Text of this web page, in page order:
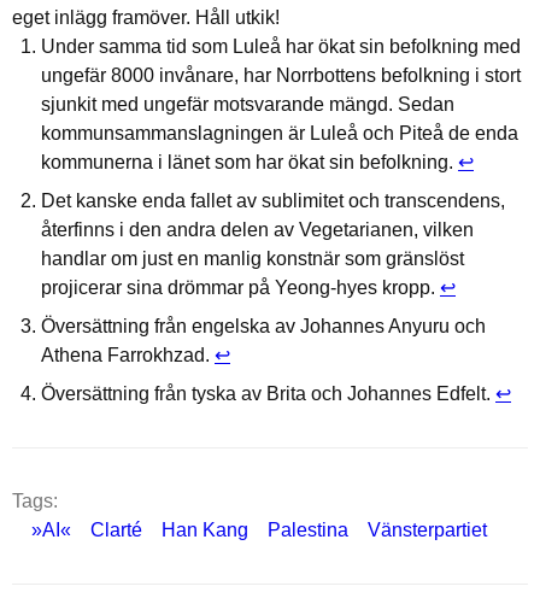
eget inlägg framöver. Håll utkik!
Under samma tid som Luleå har ökat sin befolkning med
ungefär 8000 invånare, har Norrbottens befolkning i stort
sjunkit med ungefär motsvarande mängd. Sedan
kommunsammanslagningen är Luleå och Piteå de enda
kommunerna i länet som har ökat sin befolkning. ↩︎
Det kanske enda fallet av sublimitet och transcendens,
återfinns i den andra delen av Vegetarianen, vilken
handlar om just en manlig konstnär som gränslöst
projicerar sina drömmar på Yeong-hyes kropp. ↩︎
Översättning från engelska av Johannes Anyuru och
Athena Farrokhzad. ↩︎
Översättning från tyska av Brita och Johannes Edfelt. ↩︎
Tags:
»AI«
Clarté Han Kang Palestina Vänsterpartiet